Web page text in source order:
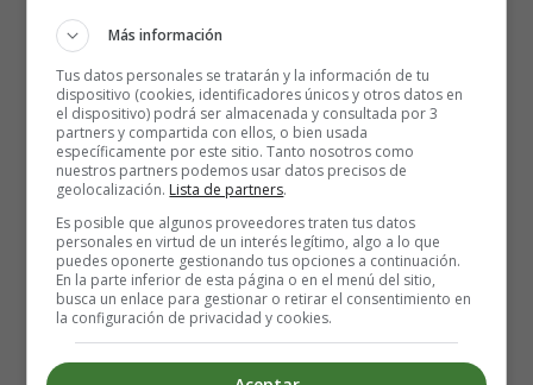
cómo cuidar al niño cuando nazca. Los hombres que
negativas de los demás son más propensos a verse
afectados por la melancolía.
Se cree que la couvade es unareacción a la
transición a la paternidad. Permite al padre
adaptarse a las emociones asociadas a su nuevo
papel. Los hombres que han recibido clases
prenatales se ven más afectados por la couvade. Por
lo tanto, este síndrome podría ser el resultado de la
implicación del padre durante el embarazo de su
esposa y su preparación para su papel como padre.
La couvade también podría explicarse por el
Más información
Tus datos personales se tratarán y la información de tu
dispositivo (cookies, identificadores únicos y otros datos en
el dispositivo) podrá ser almacenada y consultada por 3
partners y compartida con ellos, o bien usada
específicamente por este sitio. Tanto nosotros como
nuestros partners podemos usar datos precisos de
geolocalización. Lista de partners.
Es posible que algunos proveedores traten tus datos
personales en virtud de un interés legítimo, algo a lo que
puedes oponerte gestionando tus opciones a continuación.
En la parte inferior de esta página o en el menú del sitio,
busca un enlace para gestionar o retirar el consentimiento en
la configuración de privacidad y cookies.